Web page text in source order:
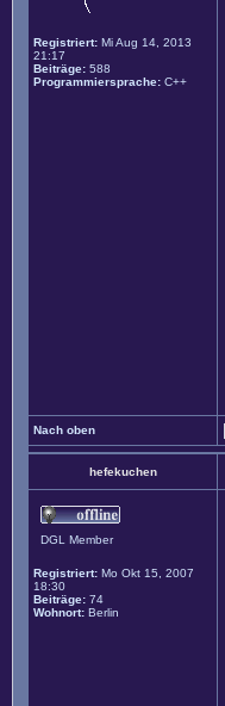
Registriert: Mi Aug 14, 2013
21:17
Beiträge: 588
Programmiersprache: C++
Nach oben
hefekuchen
DGL Member
Registriert: Mo Okt 15, 2007
18:30
Beiträge: 74
Wohnort: Berlin